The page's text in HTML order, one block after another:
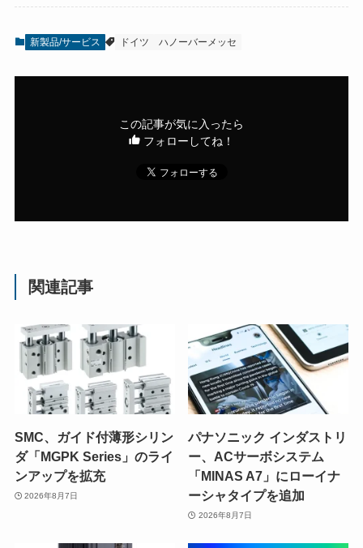
新製品/サービス ドイツ ハノーバーメッセ
この記事が気に入ったら
フォローしてね！
関連記事
SMC、ガイド付薄形シリン
ダ「MGPK Series」のライ
ンアップを拡充
2026年8月7日
パナソニック インダストリ
ー、ACサーボシステム
「MINAS A7」にローイナ
ーシャタイプを追加
2026年8月7日